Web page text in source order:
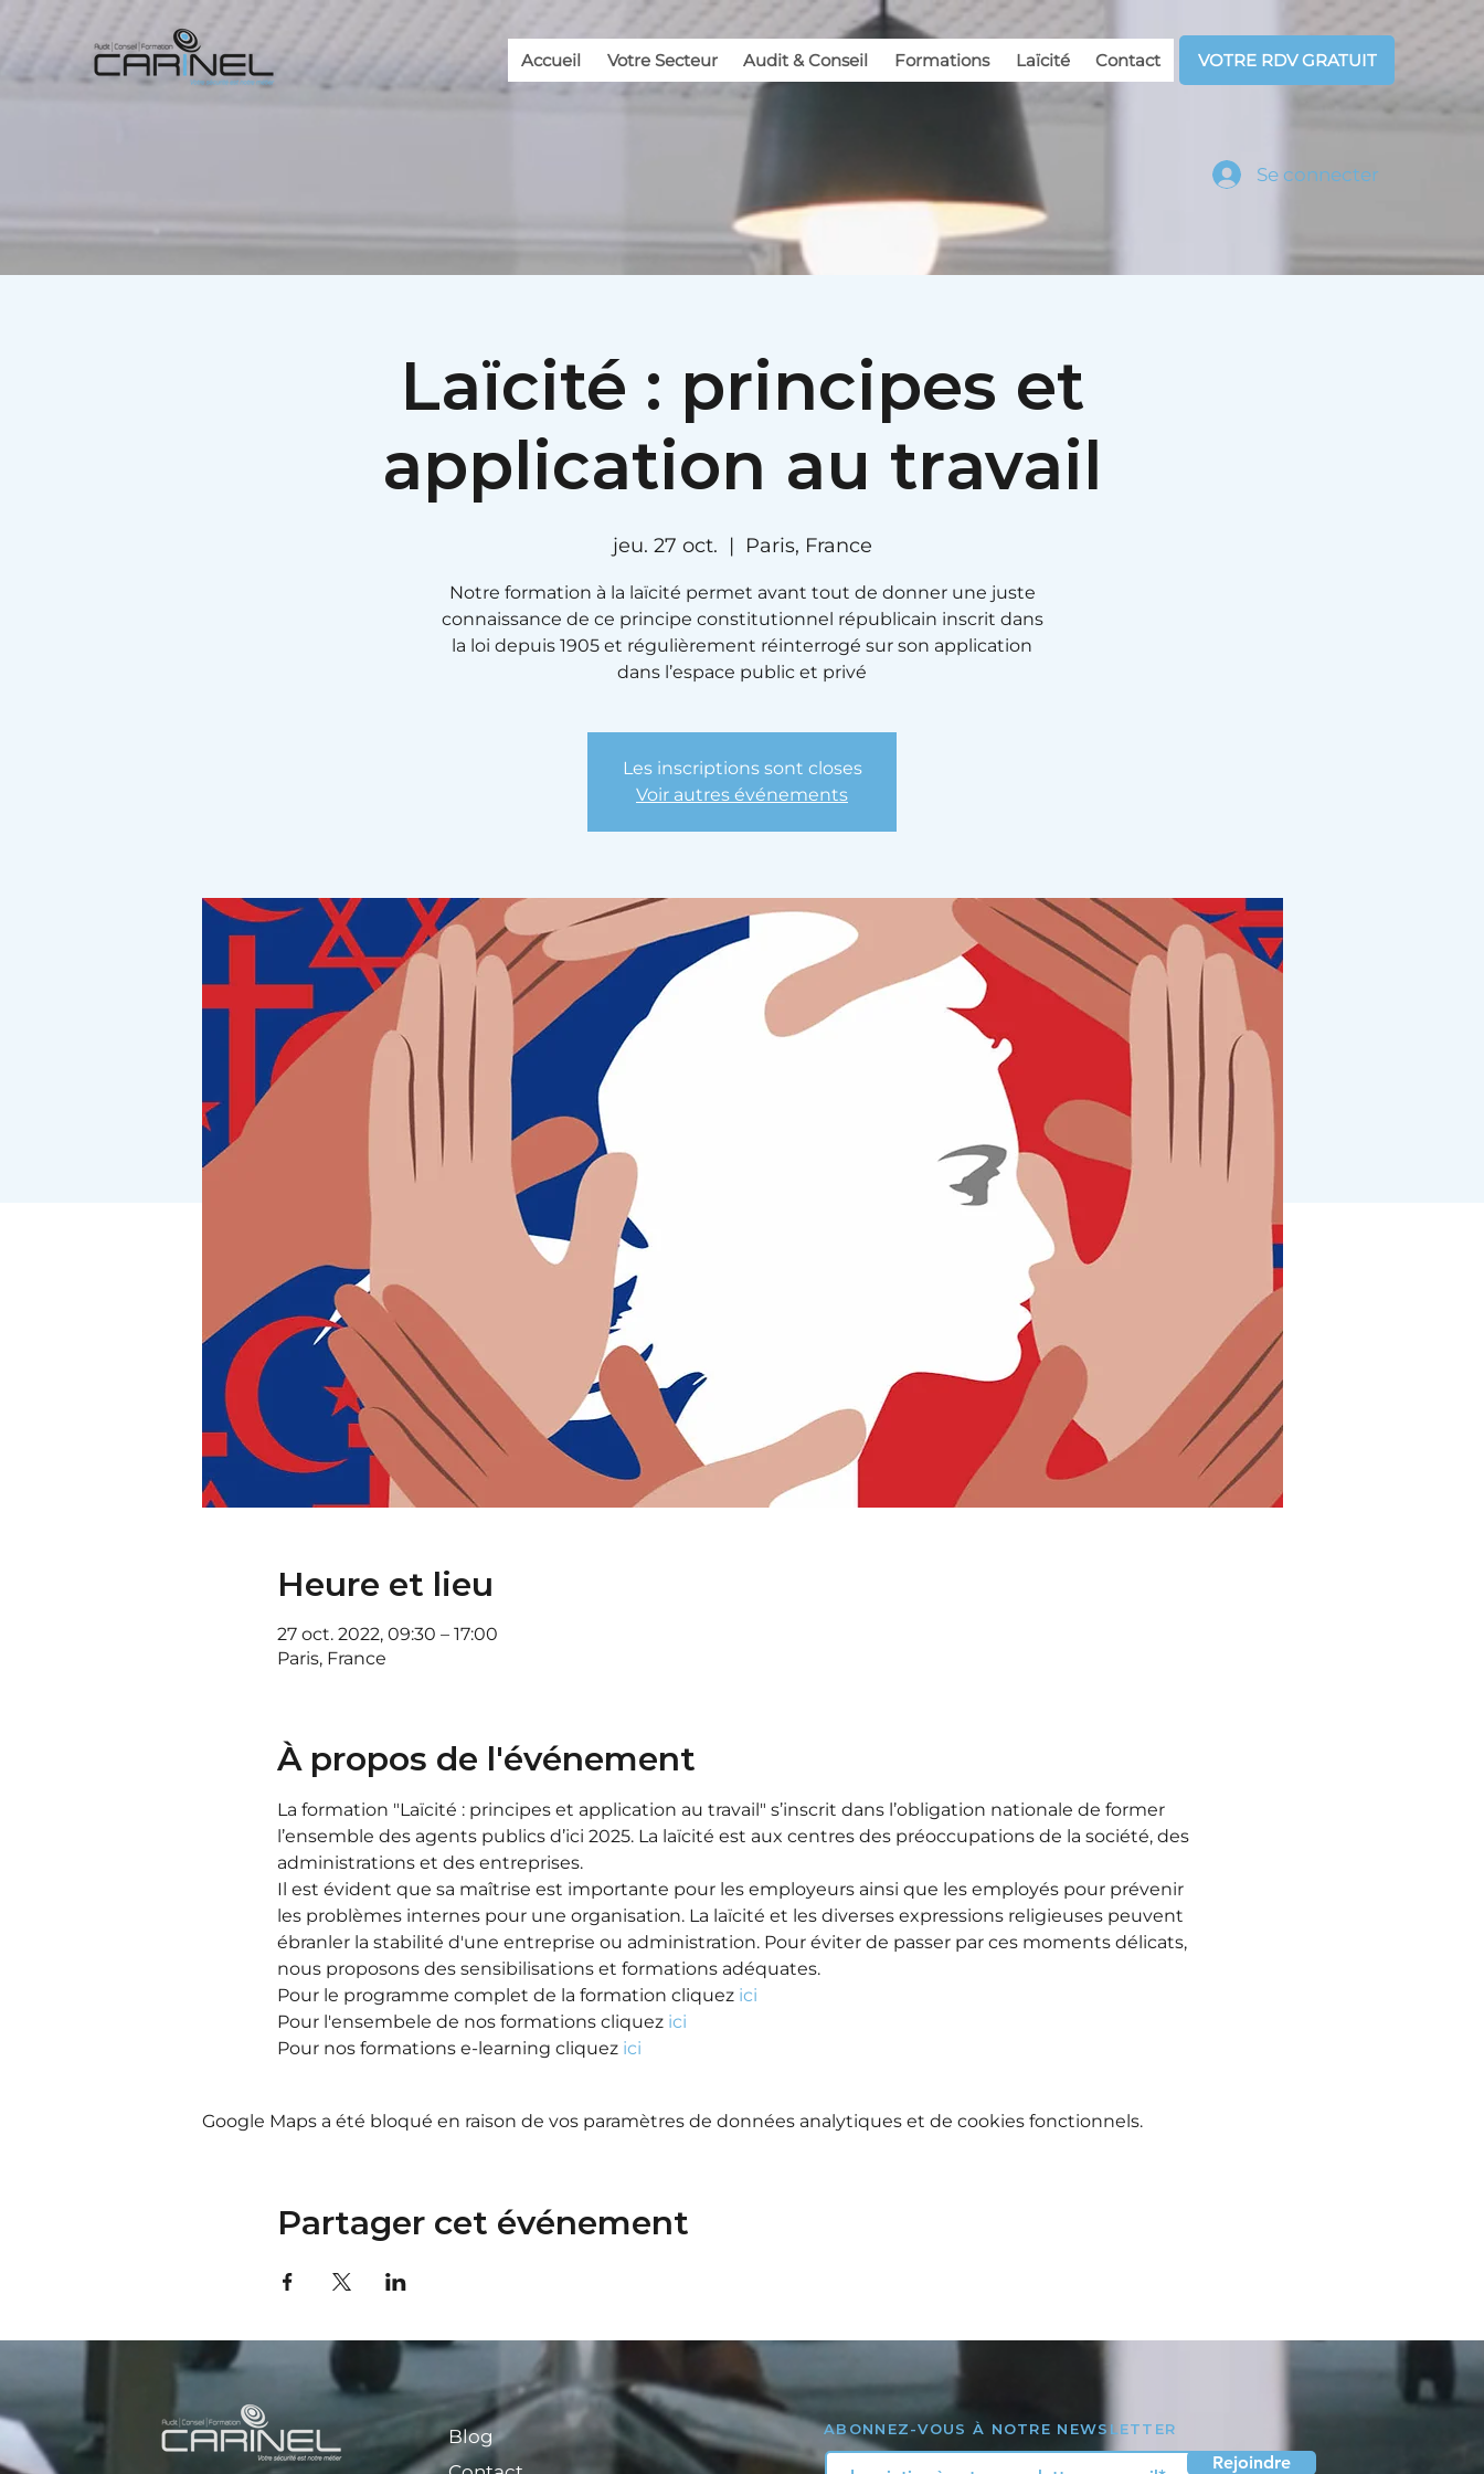
Accueil Votre Secteur Audit & Conseil Formations Laïcité Contact VOTRE RDV GRATUIT
Se connecter
Laïcité : principes et
application au travail
jeu. 27 oct.
  |
Paris, France
Notre formation à la laïcité permet avant tout de donner une juste
connaissance de ce principe constitutionnel républicain inscrit dans
la loi depuis 1905 et régulièrement réinterrogé sur son application
dans l’espace public et privé
Les inscriptions sont closes
Voir autres événements
Heure et lieu
27 oct. 2022, 09:30 – 17:00
Paris, France
À propos de l'événement
La formation "Laïcité : principes et application au travail" s’inscrit dans l’obligation nationale de former
l’ensemble des agents publics d’ici 2025. La laïcité est aux centres des préoccupations de la société, des
administrations et des entreprises.
Il est évident que sa maîtrise est importante pour les employeurs ainsi que les employés pour prévenir
les problèmes internes pour une organisation. La laïcité et les diverses expressions religieuses peuvent
ébranler la stabilité d'une entreprise ou administration. Pour éviter de passer par ces moments délicats,
nous proposons des sensibilisations et formations adéquates.
Pour le programme complet de la formation cliquez ici
Pour l'ensembele de nos formations cliquez ici
Pour nos formations e-learning cliquez ici
Google Maps a été bloqué en raison de vos paramètres de données analytiques et de cookies fonctionnels.
Partager cet événement
Blog
ABONNEZ-VOUS À NOTRE NEWSLETTER
Rejoindre